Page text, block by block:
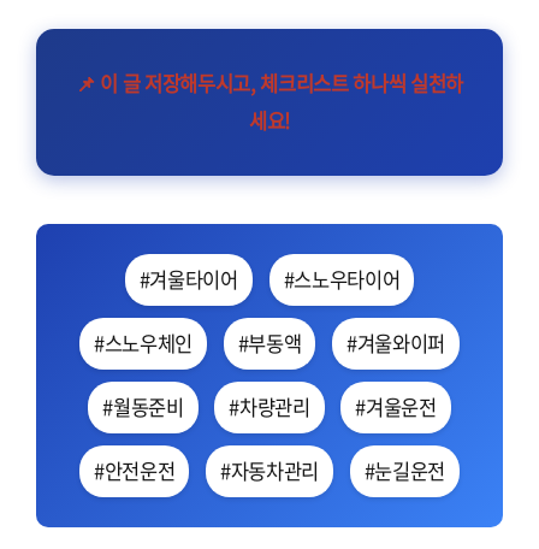
📌 이 글 저장해두시고, 체크리스트 하나씩 실천하
세요!
#겨울타이어 #스노우타이어
#스노우체인 #부동액 #겨울와이퍼
#월동준비 #차량관리 #겨울운전
#안전운전 #자동차관리 #눈길운전